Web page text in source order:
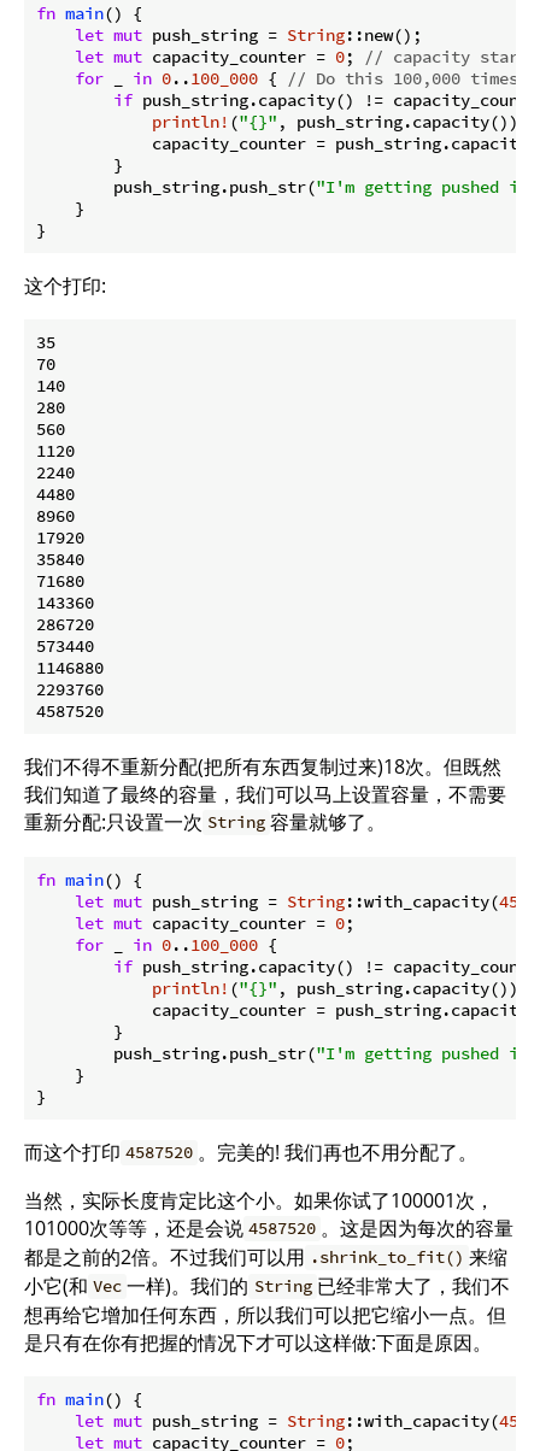
fn main() {
let mut push_string = String::new();
let mut capacity_counter = 0;
// capacity
for
in 0..100_000 {
// Do this 100,000 times
if push_string.capacity() !=
println! ("{}" , push_string.capacity());
capacity_counter =
        }
        push_string.push_str(
"I'm getting pushed
    }
}
这个打印:
35
70
140
280
560
1120
2240
4480
8960
17920
35840
71680
143360
286720
573440
1146880
2293760
我们不得不重新分配(把所有东西复制过来)18次。但既然
我们知道了最终的容量，我们可以马上设置容量，不需要
重新分配:只设置一次 String 容量就够了。
fn main() {
let mut push_string = String::with_capacity(
let mut capacity_counter = 0;
for
in 0..100_000 {
if push_string.capacity() !=
println! ("{}" , push_string.capacity());
capacity_counter =
        }
        push_string.push_str(
"I'm getting pushed
    }
}
而这个打印 4587520 。完美的! 我们再也不用分配了。
当然，实际长度肯定比这个小。如果你试了100001次，
101000次等等，还是会说 4587520 。这是因为每次的容量
都是之前的2倍。不过我们可以用 .shrink_to_fit() 来缩
小它(和 Vec 一样)。我们的 String 已经非常大了，我们不
想再给它增加任何东西，所以我们可以把它缩小一点。但
是只有在你有把握的情况下才可以这样做:下面是原因。
fn main() {
let mut push_string = String::with_capacity(
let mut capacity_counter = 0;